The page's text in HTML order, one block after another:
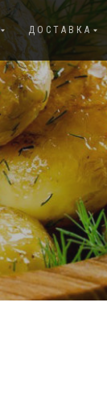
ДОСТАВКА